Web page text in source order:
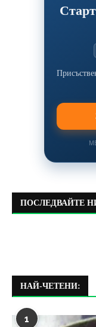
ПОСЛЕДВАЙТЕ
НАЙ-ЧЕТЕНИ:
1